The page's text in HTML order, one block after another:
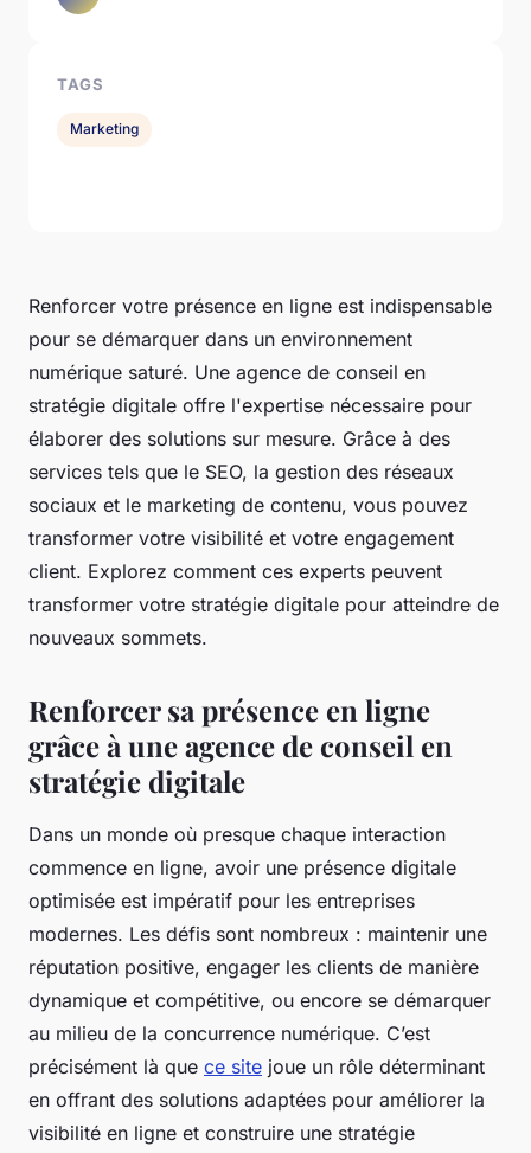
Renforcer votre présence en ligne est indispensable
pour se démarquer dans un environnement
numérique saturé. Une agence de conseil en
stratégie digitale offre l'expertise nécessaire pour
élaborer des solutions sur mesure. Grâce à des
services tels que le SEO, la gestion des réseaux
sociaux et le marketing de contenu, vous pouvez
transformer votre visibilité et votre engagement
client. Explorez comment ces experts peuvent
transformer votre stratégie digitale pour atteindre de
nouveaux sommets.
Renforcer sa présence en ligne
grâce à une agence de conseil en
stratégie digitale
Dans un monde où presque chaque interaction
commence en ligne, avoir une présence digitale
optimisée est impératif pour les entreprises
modernes. Les défis sont nombreux : maintenir une
réputation positive, engager les clients de manière
dynamique et compétitive, ou encore se démarquer
au milieu de la concurrence numérique. C’est
précisément là que ce site joue un rôle déterminant
en offrant des solutions adaptées pour améliorer la
visibilité en ligne et construire une stratégie
TAGS
Marketing